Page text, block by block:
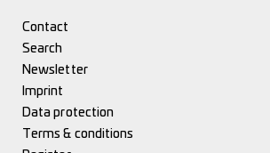
Contact
Search
Newsletter
Imprint
Data protection
Terms & conditions